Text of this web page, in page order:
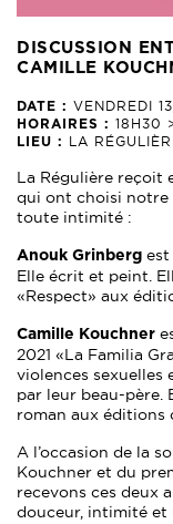
DISCUSSION
CAMILLE
DATE : VENDREDI
HORAIRES : 18H30
LIEU : LA
La Régulière reçoit
qui ont choisi notre
toute intimité :
Anouk Grinberg est
Elle écrit et peint.
« Respect » aux
Camille Kouchner
2021 « La Familia
violences sexuelles
par leur beau-père.
roman aux éditions
A l’occasion de la
Kouchner et du
recevons ces deux
douceur, intimité et